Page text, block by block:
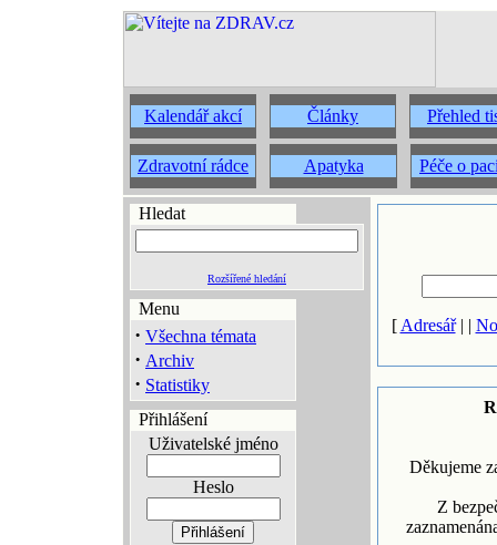
Kalendář akcí Články Přehled
Zdravotní rádce Apatyka Péče o
Hledat
Rozšířené hledání
Menu
· Všechna témata
· Archiv
· Statistiky
Přihlášení
Uživatelské jméno
Heslo
[ Adresář| |
Děkujeme
Z